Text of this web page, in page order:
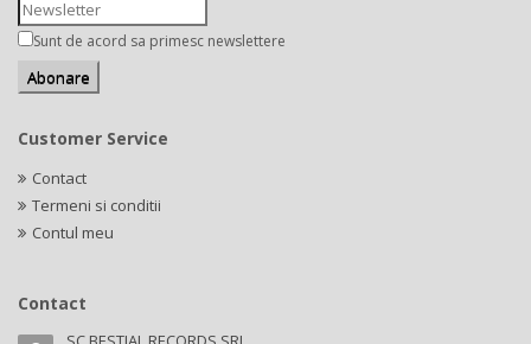
Sunt de acord sa primesc newslettere
Customer Service
Contact
Termeni si conditii
Contul meu
Contact